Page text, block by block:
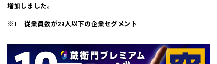
増加しました。
※1 従業員数が29人以下の企業セグメント